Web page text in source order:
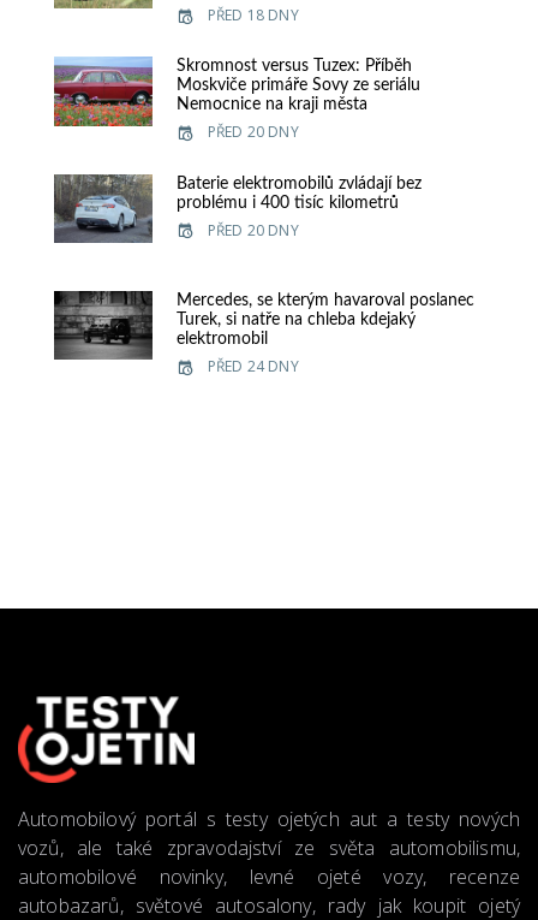
PŘED 18 DNY
Skromnost versus Tuzex: Příběh
Moskviče primáře Sovy ze seriálu
Nemocnice na kraji města
PŘED 20 DNY
Baterie elektromobilů zvládají bez
problému i 400 tisíc kilometrů
PŘED 20 DNY
Mercedes, se kterým havaroval poslanec
Turek, si natře na chleba kdejaký
elektromobil
PŘED 24 DNY
Automobilový portál s testy ojetých aut a testy nových
vozů, ale také zpravodajství ze světa automobilismu,
automobilové novinky, levné ojeté vozy, recenze
autobazarů, světové autosalony, rady jak koupit ojetý